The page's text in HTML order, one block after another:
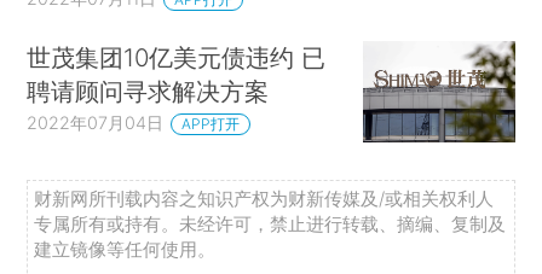
世茂集团10亿美元债违约 已
聘请顾问寻求解决方案
2022年07月04日 APP打开
财新网所刊载内容之知识产权为财新传媒及/或相关权利人
专属所有或持有。未经许可，禁止进行转载、摘编、复制及
建立镜像等任何使用。